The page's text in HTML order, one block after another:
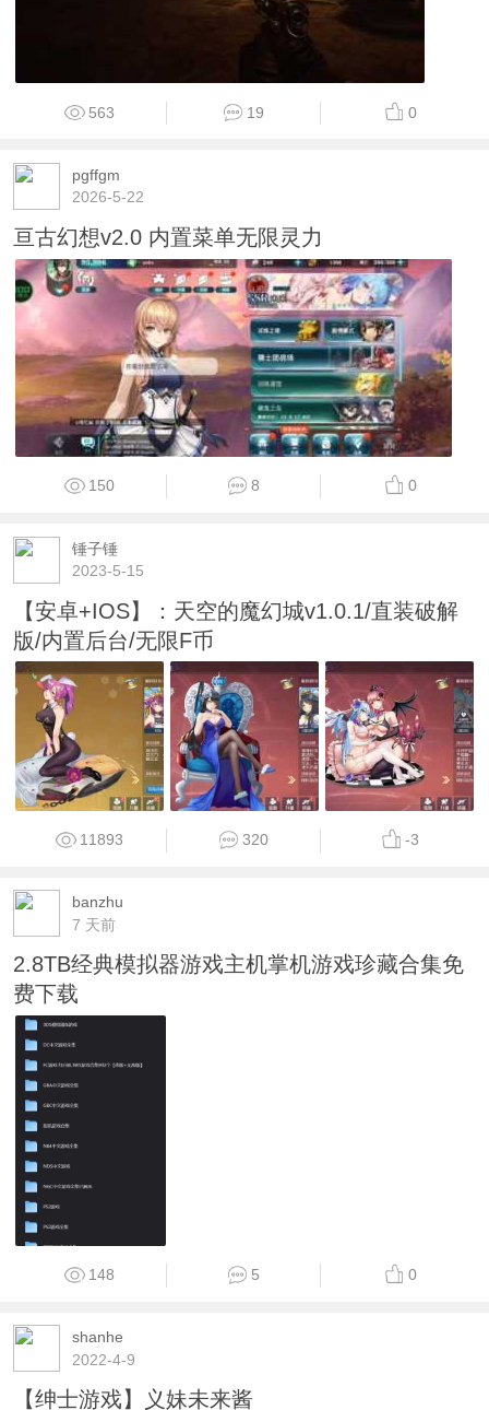
563 19 0
pgffgm
2026-5-22
亘古幻想v2.0 内置菜单无限灵力
150 8 0
锤子锤
2023-5-15
【安卓+IOS】：天空的魔幻城v1.0.1/直装破解
版/内置后台/无限F币
11893 320 -3
banzhu
7 天前
2.8TB经典模拟器游戏主机掌机游戏珍藏合集免
费下载
148 5 0
shanhe
2022-4-9
【绅士游戏】义妹未来酱